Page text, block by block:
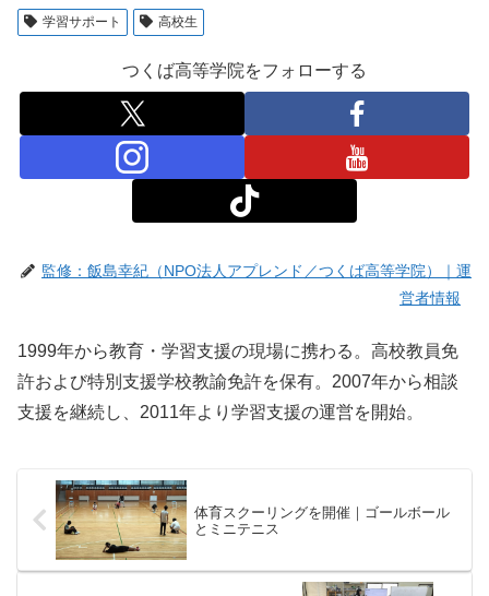
学習サポート 高校生
つくば高等学院をフォローする
監修：飯島幸紀（NPO法人アプレンド／つくば高等学院）｜運
営者情報
1999年から教育・学習支援の現場に携わる。高校教員免
許および特別支援学校教諭免許を保有。2007年から相談
支援を継続し、2011年より学習支援の運営を開始。
体育スクーリングを開催｜ゴールボール
とミニテニス